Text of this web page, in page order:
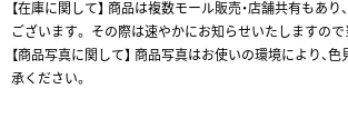
【在庫に関して】 商品は複数モール販売・店舗共有もあ
ございます。 その際は速やかにお知らせいたしますの
【商品写真に関して】 商品写真はお使いの環境により、
承ください。